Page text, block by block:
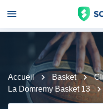
Accueil Basket
La Domremy Basket 13